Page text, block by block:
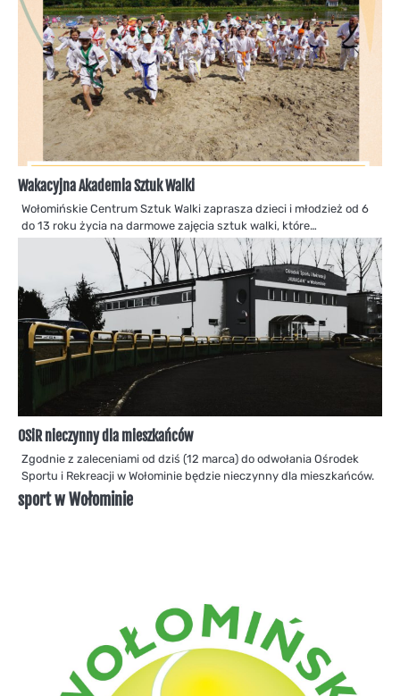
Wakacyjna Akademia Sztuk Walki
Wołomińskie Centrum Sztuk Walki zaprasza dzieci i młodzież od 6
do 13 roku życia na darmowe zajęcia sztuk walki, które…
OSiR nieczynny dla mieszkańców
Zgodnie z zaleceniami od dziś (12 marca) do odwołania Ośrodek
Sportu i Rekreacji w Wołominie będzie nieczynny dla mieszkańców.
sport w Wołominie